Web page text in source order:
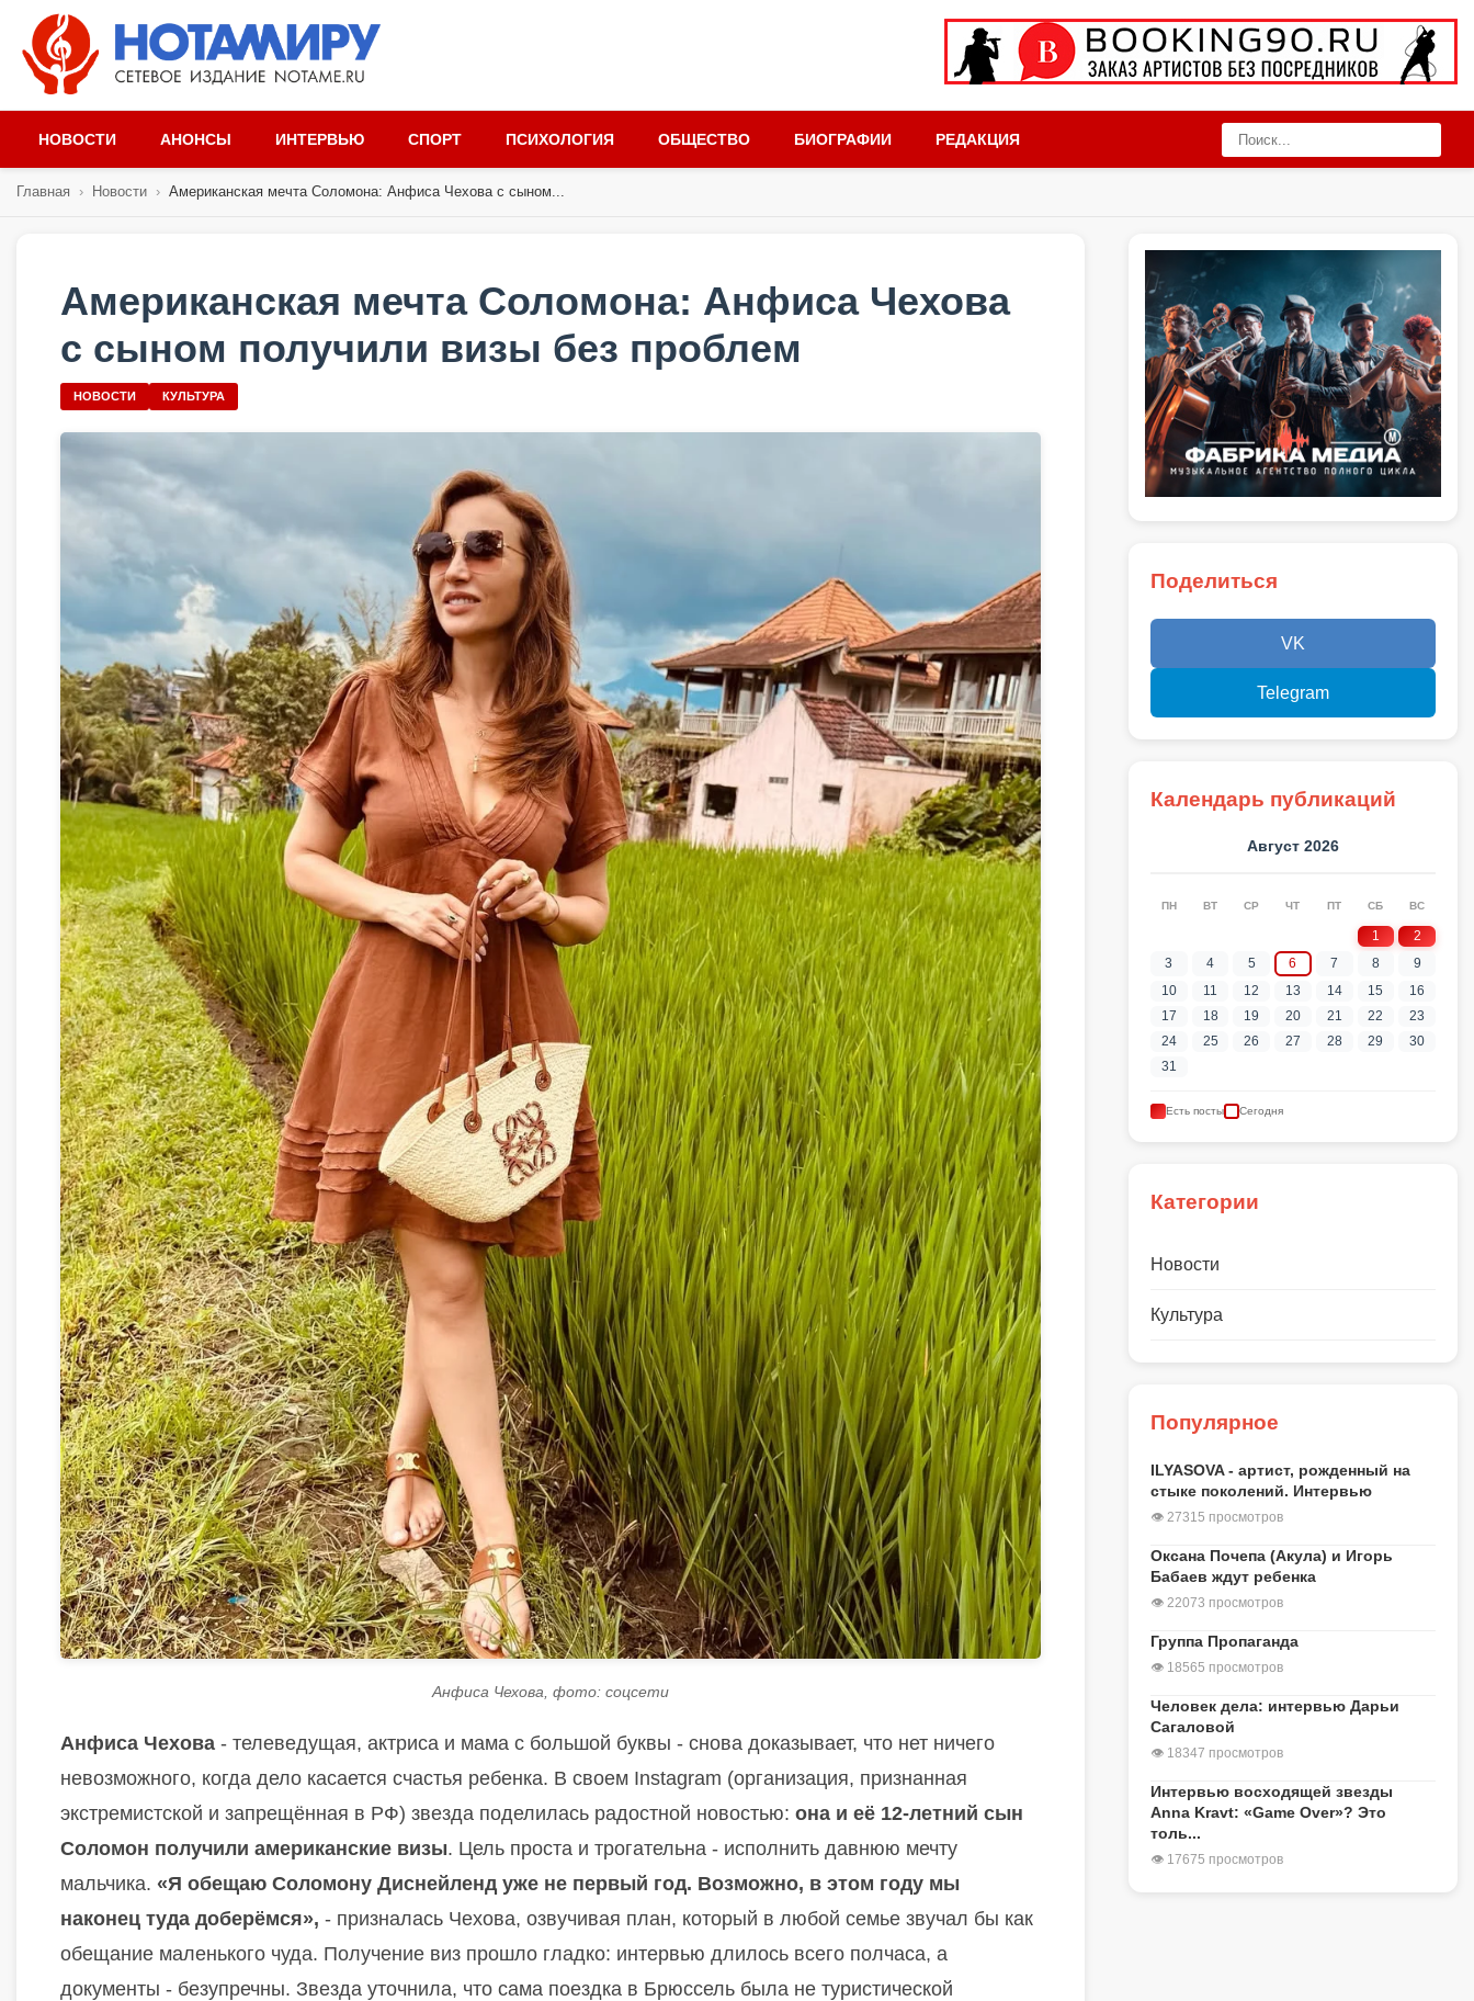
НОВОСТИ АНОНСЫ ИНТЕРВЬЮ СПОРТ ПСИХОЛОГИЯ ОБЩЕСТВО БИОГРАФИИ РЕДАКЦИЯ
Главная › Новости › Американская мечта Соломона: Анфиса Чехова с сыном...
Американская мечта Соломона: Анфиса Чехова
с сыном получили визы без проблем
НОВОСТИ КУЛЬТУРА
Анфиса Чехова, фото: соцсети
Анфиса Чехова - телеведущая, актриса и мама с большой буквы - снова доказывает, что нет ничего
невозможного, когда дело касается счастья ребенка. В своем Instagram (организация, признанная
экстремистской и запрещённая в РФ) звезда поделилась радостной новостью: она и её 12-летний сын
Соломон получили американские визы. Цель проста и трогательна - исполнить давнюю мечту
мальчика. «Я обещаю Соломону Диснейленд уже не первый год. Возможно, в этом году мы
наконец туда доберёмся», - призналась Чехова, озвучивая план, который в любой семье звучал бы как
обещание маленького чуда. Получение виз прошло гладко: интервью длилось всего полчаса, а
документы - безупречны. Звезда уточнила, что сама поездка в Брюссель была не туристической
Поделиться
VK
Telegram
Календарь публикаций
Август 2026
ПН ВТ СР ЧТ ПТ СБ ВС
1
2
3
4 5 6 7 8
9
10
11 12 13 14 15
16
17
18 19 20 21 22
23
24
25 26 27 28 29
30
31
Есть посты Сегодня
Категории
Новости
Культура
Популярное
ILYASOVA - артист, рожденный на
стыке поколений. Интервью
👁 27315 просмотров
Оксана Почепа (Акула) и Игорь
Бабаев ждут ребенка
👁 22073 просмотров
Группа Пропаганда
👁 18565 просмотров
Человек дела: интервью Дарьи
Сагаловой
👁 18347 просмотров
Интервью восходящей звезды
Anna Kravt: «Game Over»? Это
толь...
👁 17675 просмотров